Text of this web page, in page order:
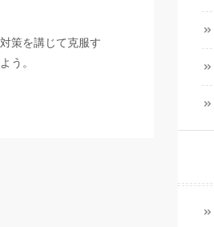
策を講じて克服す
う。